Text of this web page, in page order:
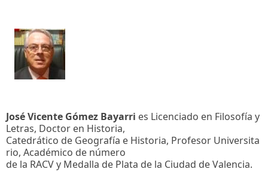
José Vicente Gómez Bayarri es Licenciado en Filosofía y
Letras, Doctor en Historia,
Catedrático de Geografía e Historia, Profesor Universita
rio, Académico de número
de la RACV y Medalla de Plata de la Ciudad de Valencia.